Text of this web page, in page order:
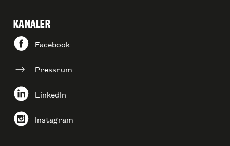
KANALER
Facebook
Pressrum
LinkedIn
Instagram